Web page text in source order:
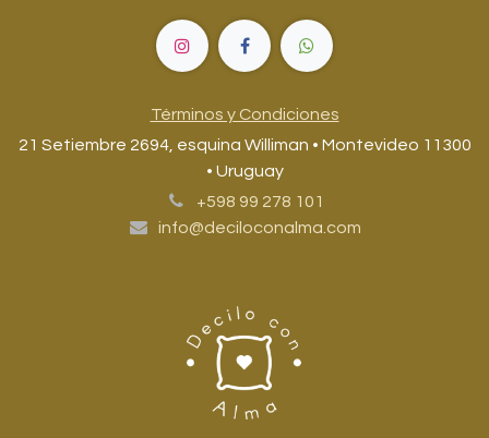
Términos y Condiciones
21 Setiembre 2694, esquina Williman • Montevideo 11300
• Uruguay
+598 99 278 101
info@deciloconalma.com